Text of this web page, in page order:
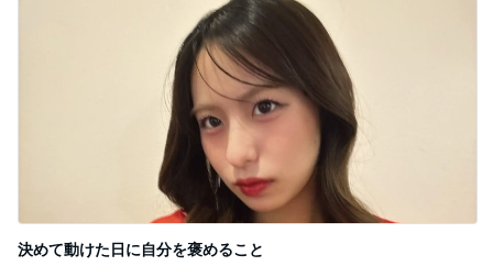
決めて動けた日に自分を褒めること